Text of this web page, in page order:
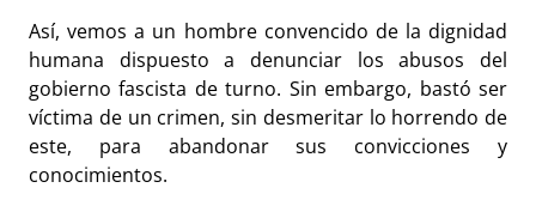
Así, vemos a un hombre convencido de la dignidad
humana dispuesto a denunciar los abusos del
gobierno fascista de turno. Sin embargo, bastó ser
víctima de un crimen, sin desmeritar lo horrendo de
este, para abandonar sus convicciones y
conocimientos.